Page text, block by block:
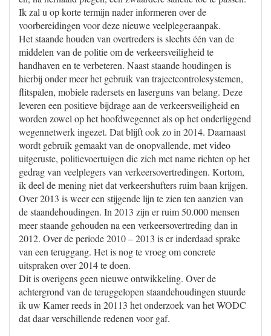
Ik zal u op korte termijn nader informeren over de
voorbereidingen voor deze nieuwe veelplegeraanpak.
Het staande houden van overtreders is slechts één van de
middelen van de politie om de verkeersveiligheid te
handhaven en te verbeteren. Naast staande houdingen is
hierbij onder meer het gebruik van trajectcontrolesystemen,
flitspalen, mobiele radersets en laserguns van belang. Deze
leveren een positieve bijdrage aan de verkeersveiligheid en
worden zowel op het hoofdwegennet als op het onderliggend
wegennetwerk ingezet. Dat blijft ook zo in 2014. Daarnaast
wordt gebruik gemaakt van de onopvallende, met video
uitgeruste, politievoertuigen die zich met name richten op het
gedrag van veelplegers van verkeersovertredingen. Kortom,
ik deel de mening niet dat verkeershufters ruim baan krijgen.
Over 2013 is weer een stijgende lijn te zien ten aanzien van
de staandehoudingen. In 2013 zijn er ruim 50.000 mensen
meer staande gehouden na een verkeersovertreding dan in
2012. Over de periode 2010 – 2013 is er inderdaad sprake
van een teruggang. Het is nog te vroeg om concrete
uitspraken over 2014 te doen.
Dit is overigens geen nieuwe ontwikkeling. Over de
achtergrond van de teruggelopen staandehoudingen stuurde
ik uw Kamer reeds in 20113 het onderzoek van het WODC
dat daar verschillende redenen voor gaf.